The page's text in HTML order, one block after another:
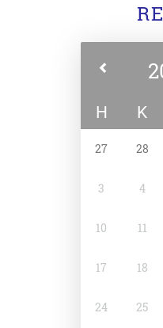
H K
27 28
3 4
10 11
17 18
24 25